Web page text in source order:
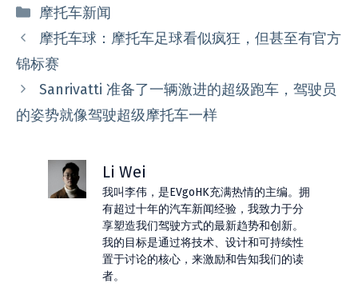
分
类
摩托车新闻
摩托车球：摩托车足球看似疯狂，但甚至有官方
锦标赛
Sanrivatti 准备了一辆激进的超级跑车，驾驶员
的姿势就像驾驶超级摩托车一样
Li Wei
我叫李伟，是EVgoHK充满热情的主编。拥
有超过十年的汽车新闻经验，我致力于分
享塑造我们驾驶方式的最新趋势和创新。
我的目标是通过将技术、设计和可持续性
置于讨论的核心，来激励和告知我们的读
者。